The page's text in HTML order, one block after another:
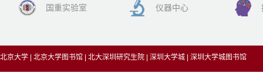
国重实验室 仪器中心
北京大学 北京大学图书馆 北大深圳研究生院 深圳大学城 深圳大学城图书馆